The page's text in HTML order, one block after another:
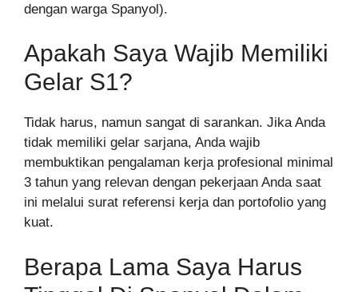
dengan warga Spanyol).
Apakah Saya Wajib Memiliki
Gelar S1?
Tidak harus, namun sangat di sarankan. Jika Anda
tidak memiliki gelar sarjana, Anda wajib
membuktikan pengalaman kerja profesional minimal
3 tahun yang relevan dengan pekerjaan Anda saat
ini melalui surat referensi kerja dan portofolio yang
kuat.
Berapa Lama Saya Harus